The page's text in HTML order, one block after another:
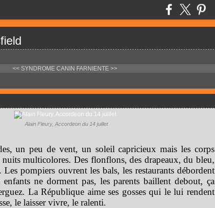
<< SYNDROME CANIN FARNIENTE >>
Alain Fleury, Accordeon du 14 juillet
un peu de vent, un soleil capricieux mais les corps
nuits multicolores. Des flonflons, des drapeaux, du bleu,
pompiers ouvrent les bals, les restaurants débordent
ne dorment pas, les parents baillent debout, ça
La République aime ses gosses qui le lui rendent
le laisser vivre, le ralenti.